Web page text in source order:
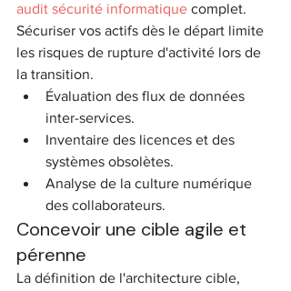
audit sécurité informatique complet.
Sécuriser vos actifs dès le départ limite
les risques de rupture d'activité lors de
la transition.
Évaluation des flux de données
inter-services.
Inventaire des licences et des
systèmes obsolètes.
Analyse de la culture numérique
des collaborateurs.
Concevoir une cible agile et
pérenne
La définition de l'architecture cible,